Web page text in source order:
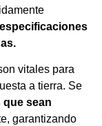
vitales para
a tierra. Se
que sean
garantizando